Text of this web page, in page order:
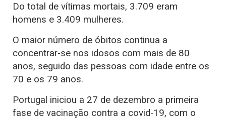
Do total de vítimas mortais, 3.709 eram
homens e 3.409 mulheres.
O maior número de óbitos continua a
concentrar-se nos idosos com mais de 80
anos, seguido das pessoas com idade entre os
70 e os 79 anos.
Portugal iniciou a 27 de dezembro a primeira
fase de vacinação contra a covid-19, com o